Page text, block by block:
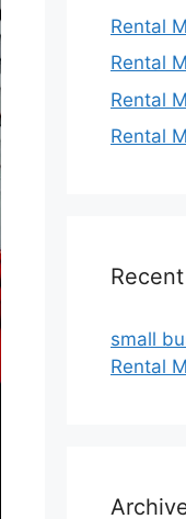
Rental
Rental
Rental
Rental
small
Rental